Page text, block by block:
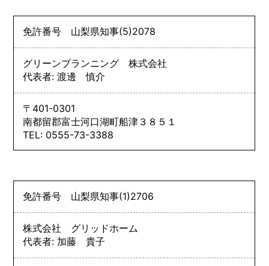
免許番号 山梨県知事(5)2078
グリーンプランニング 株式会社
代表者: 渡邊 慎介
〒401-0301
南都留郡富士河口湖町船津３８５１
TEL: 0555-73-3388
免許番号 山梨県知事(1)2706
株式会社 グリッドホーム
代表者: 加藤 貴子